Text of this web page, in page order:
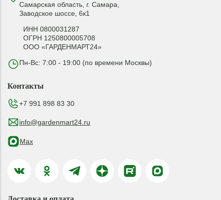
Самарская область, г. Самара,
Заводское шоссе, 6к1
ИНН 0800031287
ОГРН 1250800005708
ООО «ГАРДЕНМАРТ24»
Пн-Вс: 7:00 - 19:00 (по времени Москвы)
Контакты
+7 991 898 83 30
info@gardenmart24.ru
Max